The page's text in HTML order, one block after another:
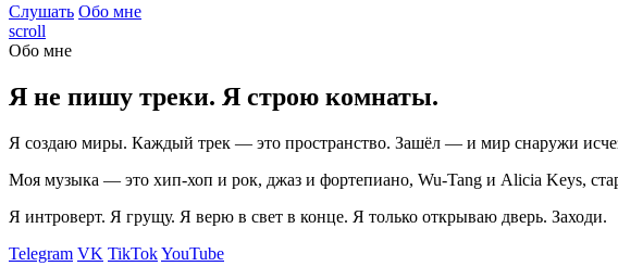
Слушать Обо мне
scroll
Обо мне
Я не пишу треки. Я строю комнаты.
Я создаю миры. Каждый трек — это пространство. Зашёл — и мир снаружи
Моя музыка — это хип-хоп и рок, джаз и фортепиано, Wu-Tang и Alicia Keys,
Я интроверт. Я грущу. Я верю в свет в конце. Я только открываю дверь. Заходи.
Telegram VK TikTokYouTube